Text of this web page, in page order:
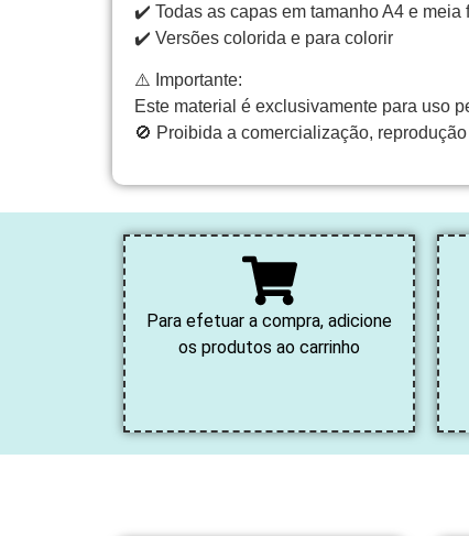
✔️ Todas as capas em tamanho A4 e meia
✔️ Versões colorida e para colorir
⚠️ Importante:
Este material é exclusivamente para uso
🚫 Proibida a comercialização,
Para efetuar a compra, adicione
os produtos ao carrinho